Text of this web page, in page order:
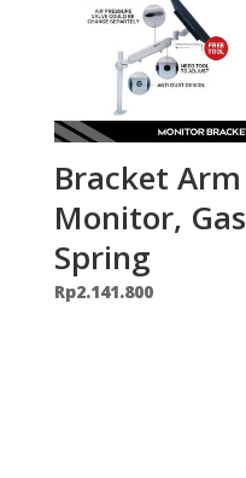
Bracket Arm
Monitor, Gas
Spring
Rp2.141.800